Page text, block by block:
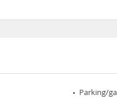
Parking/